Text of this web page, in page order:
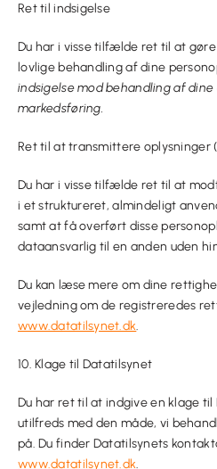
Ret til indsigelse
Du har i visse tilfælde ret til at
lovlige behandling af dine
indsigelse mod behandling af
markedsføring.
Ret til at transmittere
Du har i visse tilfælde ret til at
i et struktureret, almindeligt
samt at få overført disse
dataansvarlig til en anden uden
Du kan læse mere om dine
vejledning om de registreredes
www.datatilsynet.dk.
10. Klage til Datatilsynet
Du har ret til at indgive en klage til
utilfreds med den måde, vi
på. Du finder Datatilsynets
www.datatilsynet.dk.